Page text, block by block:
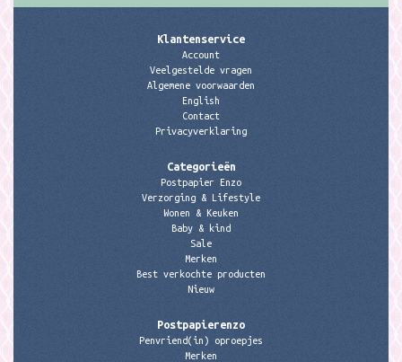
Klantenservice
Account
Veelgestelde vragen
Algemene voorwaarden
English
Contact
Privacyverklaring
Categorieën
Postpapier Enzo
Verzorging & Lifestyle
Wonen & Keuken
Baby & kind
Sale
Merken
Best verkochte producten
Nieuw
Postpapierenzo
Penvriend(in) oproepjes
Merken